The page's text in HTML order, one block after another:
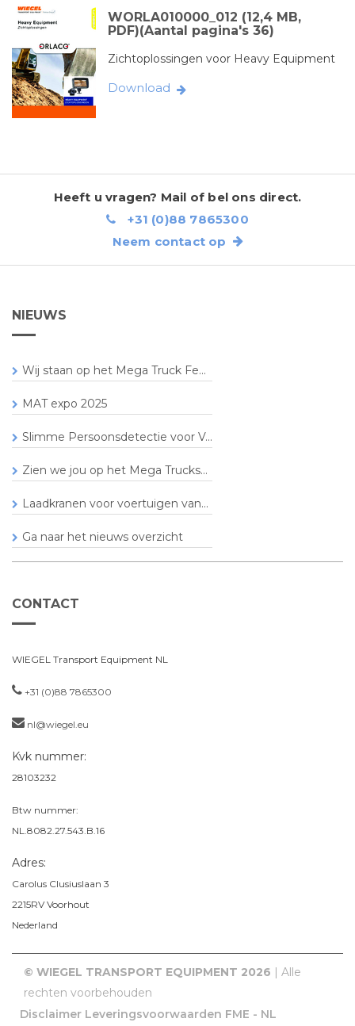
WORLA010000_012 (12,4 MB,
PDF)(Aantal pagina's 36)
Zichtoplossingen voor Heavy Equipment
Download
Heeft u vragen? Mail of bel ons direct.
+31 (0)88 7865300
Neem contact op
NIEUWS
Wij staan op het Mega Truck Fe...
MAT expo 2025
Slimme Persoonsdetectie voor V...
Zien we jou op het Mega Trucks...
Laadkranen voor voertuigen van...
Ga naar het nieuws overzicht
CONTACT
WIEGEL Transport Equipment NL
+31 (0)88 7865300
nl@wiegel.eu
Kvk nummer:
28103232
Btw nummer:
NL.8082.27.543.B.16
Adres:
Carolus Clusiuslaan 3
2215RVVoorhout
Nederland
© WIEGEL TRANSPORT EQUIPMENT 2026 | Alle
rechten voorbehouden
Disclaimer Leveringsvoorwaarden FME - NL